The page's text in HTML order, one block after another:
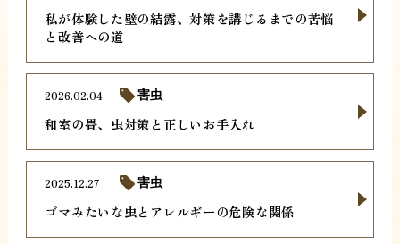
私が体験した壁の結露、対策を講じるまでの苦悩
と改善への道
和室の畳、虫対策と正しいお手入れ
2026.02.04 害虫
ゴマみたいな虫とアレルギーの危険な関係
2025.12.27 害虫